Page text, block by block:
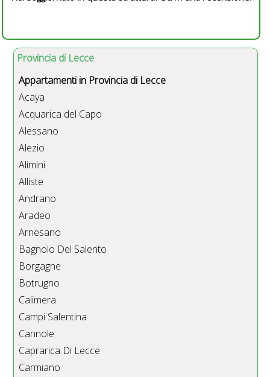
Provincia di Lecce
Appartamenti in Provincia di Lecce
Acaya
Acquarica del Capo
Alessano
Alezio
Alimini
Alliste
Andrano
Aradeo
Arnesano
Bagnolo Del Salento
Borgagne
Botrugno
Calimera
Campi Salentina
Cannole
Caprarica Di Lecce
Carmiano